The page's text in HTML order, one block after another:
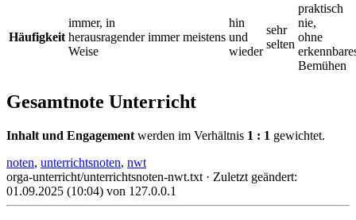
Häufigkeit
immer, in
herausragender
Weise
immer meistens
hin
und
wieder
sehr
selten
praktisch
nie,
ohne
Bemühen
Gesamtnote Unterricht
Inhalt und Engagement werden im Verhältnis 1 : 1 gewichtet.
noten, unterrichtsnoten, nwt
orga-unterricht/unterrichtsnoten-nwt.txt · Zuletzt geändert:
01.09.2025 (10:04) von 127.0.0.1